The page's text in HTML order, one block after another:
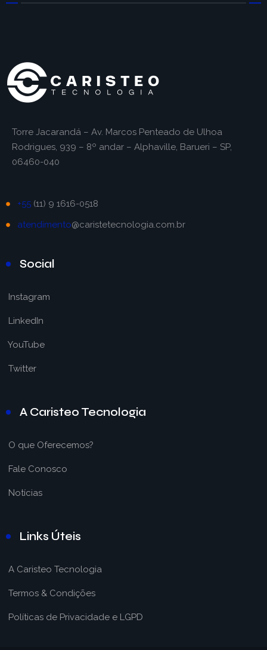
Torre Jacarandá – Av. Marcos Penteado de Ulhoa
Rodrigues, 939 – 8º andar – Alphaville, Barueri – SP,
06460-040
+55(11) 9 1616-0518
atendimento@caristetecnologia.com.br
Social
Instagram
LinkedIn
YouTube
Twitter
A Caristeo Tecnologia
O que Oferecemos?
Fale Conosco
Notícias
Links Úteis
A Caristeo Tecnologia
Termos & Condições
Políticas de Privacidade e LGPD